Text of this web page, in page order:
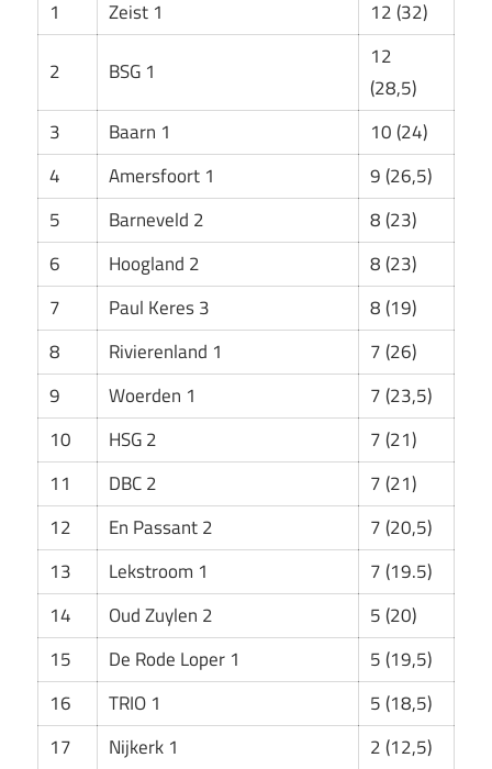
1 Zeist 1 12 (32)
2 BSG 1
12
(28,5)
3
Baarn 1
10 (24)
4
Amersfoort 1
9 (26,5)
5
Barneveld 2
8 (23)
6
Hoogland 2
8 (23)
7
Paul Keres 3
8 (19)
8
Rivierenland 1
7 (26)
9
Woerden 1
7 (23,5)
10
HSG 2
7 (21)
11
DBC 2
7 (21)
12
En Passant 2
7 (20,5)
13
Lekstroom 1
7 (19.5)
14
Oud Zuylen 2
5 (20)
15
De Rode Loper 1
5 (19,5)
16
TRIO 1
5 (18,5)
17
Nijkerk 1 2 (12,5)